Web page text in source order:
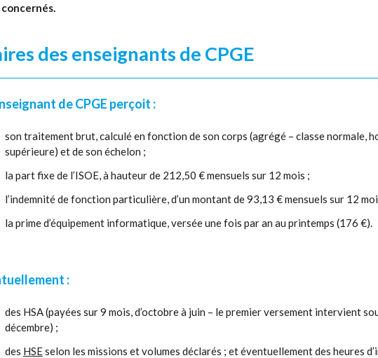
des enseignants de CPGE
de CPGE perçoit :
son traitement brut, calculé en fonction de son corps (agrégé – classe normale,
supérieure) et de son échelon ;
la part fixe de l’ISOE, à hauteur de 212,50 € mensuels sur 12 mois ;
l’indemnité de fonction particulière, d’un montant de 93,13 € mensuels sur 12
la prime d’équipement informatique, versée une fois par an au printemps (176 €).
:
des HSA (payées sur 9 mois, d’octobre à juin – le premier versement intervient
décembre) ;
des HSEselon les missions et volumes déclarés ; et éventuellement des heures